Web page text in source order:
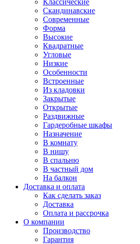
Классические
Скандинавские
Современные
Форма
Высокие
Квадратные
Угловые
Низкие
Особенности
Встроенные
Из кладовки
Закрытые
Открытые
Раздвижные
Гардеробные шкафы
Назначение
В комнату
В нишу
В спальню
В частный дом
На балкон
Доставка и оплата
Как сделать заказ
Доставка
Оплата и рассрочка
О компании
Производство
Гарантия